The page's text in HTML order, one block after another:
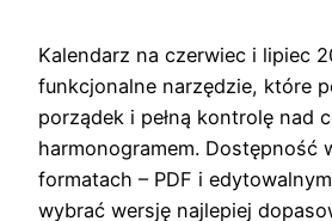
Kalendarz na czerwiec i lipiec
funkcjonalne narzędzie, które
porządek i pełną kontrolę nad
harmonogramem. Dostępność
formatach – PDF i
wybrać wersję najlepiej